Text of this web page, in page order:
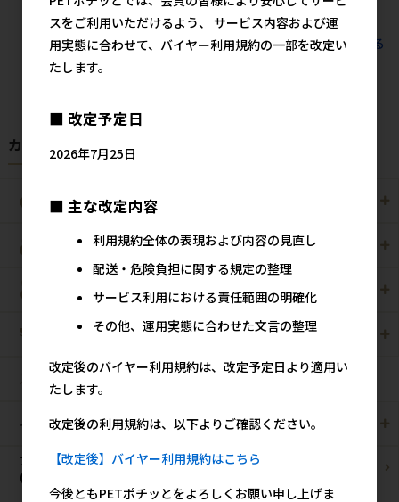
参考上代 600円
すべてのおすすめ商品を見る
カテゴリから探す
犬用
ペット住関連用品
鳥用
爬虫・両生類 観賞魚用
その他/雑貨 メーカー・ブランド別
ブリーダーパック
(プロ製品)
まとめ買いお買い得品
スをご利用いただけるよう、 サービス内容および運
用実態に合わせて、バイヤー利用規約の一部を改定い
たします。
■ 改定予定日
2026年7月25日
■ 主な改定内容
利用規約全体の表現および内容の見直し
配送・危険負担に関する規定の整理
サービス利用における責任範囲の明確化
その他、運用実態に合わせた文言の整理
改定後のバイヤー利用規約は、改定予定日より適用い
たします。
改定後の利用規約は、以下よりご確認ください。
【改定後】バイヤー利用規約はこちら
今後ともPETポチッとをよろしくお願い申し上げま